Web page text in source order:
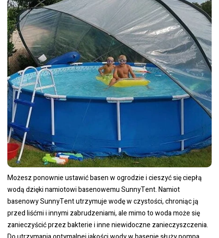
Możesz ponownie ustawić basen w ogrodzie i cieszyć się ciepłą
wodą dzięki namiotowi basenowemu SunnyTent. Namiot
basenowy SunnyTent utrzymuje wodę w czystości, chroniąc ją
przed liśćmi i innymi zabrudzeniami, ale mimo to woda może się
zanieczyścić przez bakterie i inne niewidoczne zanieczyszczenia.